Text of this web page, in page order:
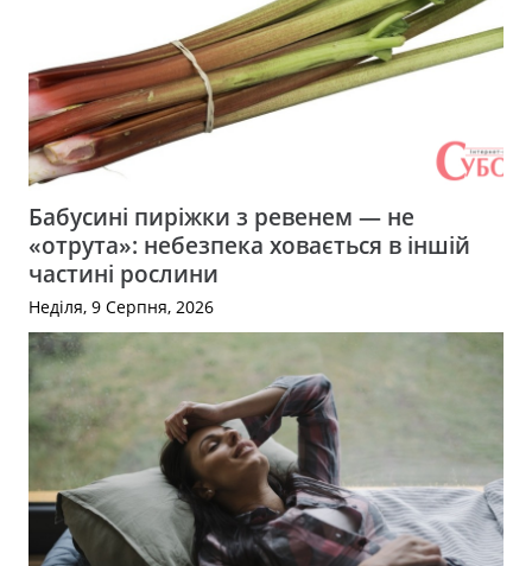
Бабусині пиріжки з ревенем — не
«отрута»: небезпека ховається в іншій
частині рослини
Неділя, 9 Серпня, 2026